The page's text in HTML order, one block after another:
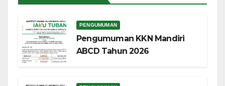
PENGUMUMAN
Pengumuman KKN Mandiri
ABCD Tahun 2026